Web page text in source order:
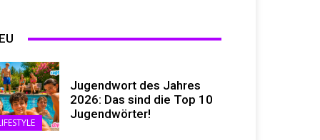
Jugendwort des Jahres
2026: Das sind die Top 10
Jugendwörter!